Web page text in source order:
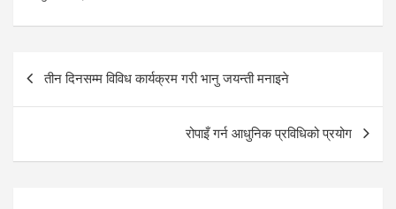
Post
navigation
तीन दिनसम्म विविध कार्यक्रम गरी भानु जयन्ती मनाइने
रोपाइँ गर्न आधुनिक प्रविधिको प्रयोग